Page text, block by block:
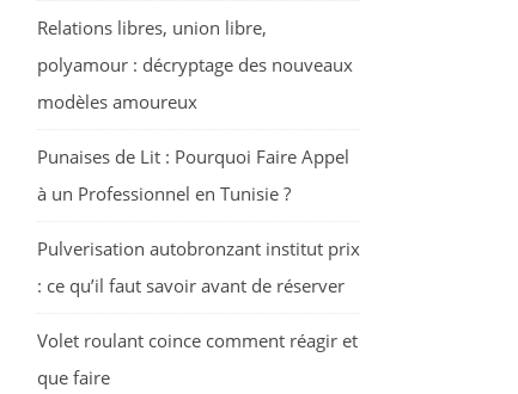
Relations libres, union libre,
polyamour : décryptage des nouveaux
modèles amoureux
Punaises de Lit : Pourquoi Faire Appel
à un Professionnel en Tunisie ?
Pulverisation autobronzant institut prix
: ce qu’il faut savoir avant de réserver
Volet roulant coince comment réagir et
que faire